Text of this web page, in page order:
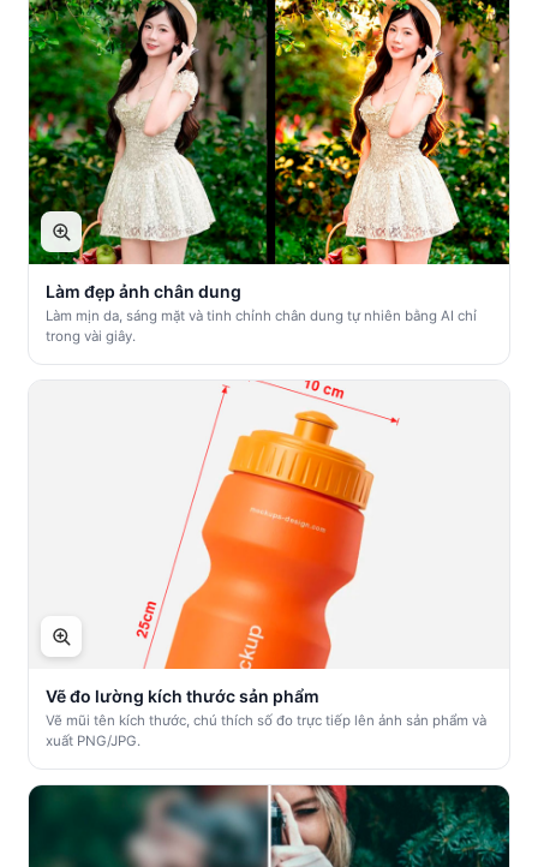
Làm đẹp ảnh chân dung
Làm mịn da, sáng mặt và tinh chỉnh chân dung tự nhiên bằng AI chỉ
trong vài giây.
Vẽ đo lường kích thước sản phẩm
Vẽ mũi tên kích thước, chú thích số đo trực tiếp lên ảnh sản phẩm và
xuất PNG/JPG.